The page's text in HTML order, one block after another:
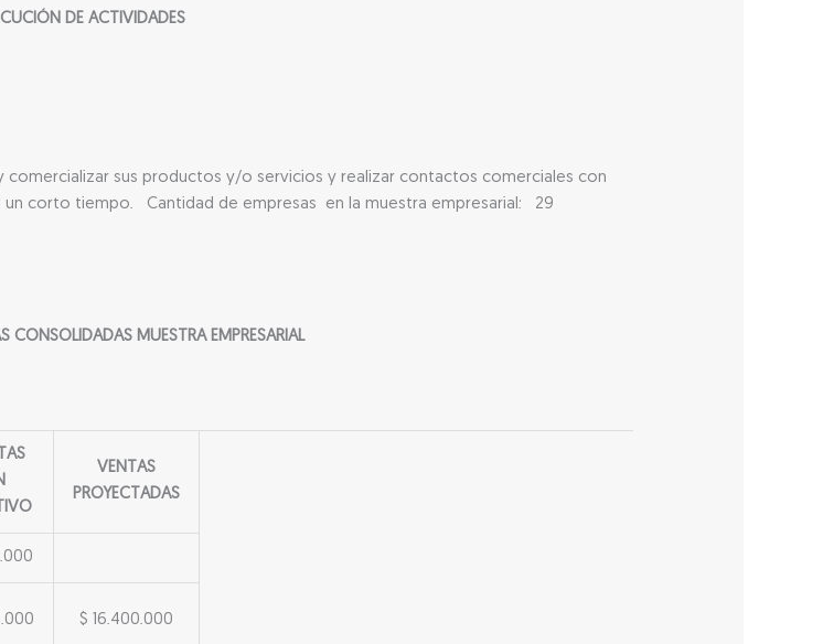
DE ACTIVIDADES
sus productos y/o servicios y realizar contactos comerciales con
corto tiempo. Cantidad de empresas en la muestra empresarial: 29
CONSOLIDADAS MUESTRA EMPRESARIAL
VENTAS
PROYECTADAS
$ 16.400.000